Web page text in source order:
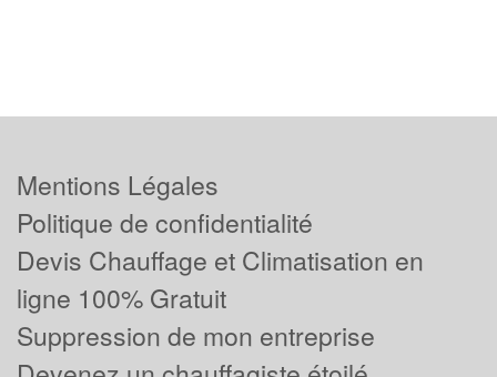
Mentions Légales
Politique de confidentialité
Devis Chauffage et Climatisation en
ligne 100% Gratuit
Suppression de mon entreprise